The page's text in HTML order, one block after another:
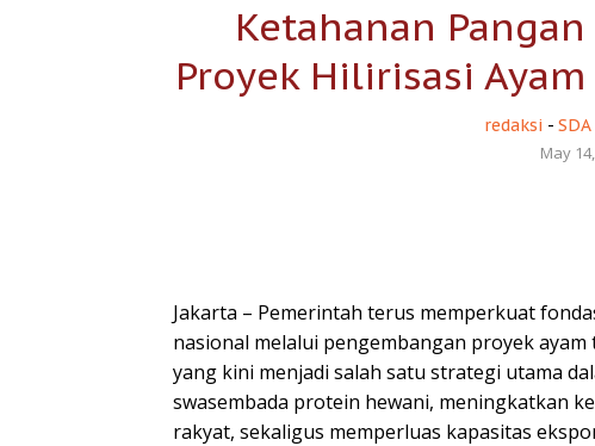
Ketahanan
Proyek Hilirisasi
redaksi -
May
Jakarta – Pemerintah terus memperkuat
nasional melalui pengembangan proyek
yang kini menjadi salah satu strategi utama
swasembada protein hewani, meningkatkan
rakyat, sekaligus memperluas kapasitas